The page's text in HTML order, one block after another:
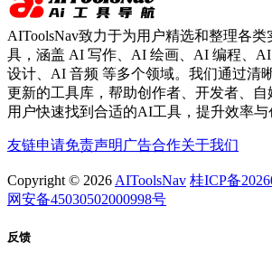
AIToolsNav致力于为用户精选和整理各
具，涵盖 AI 写作、AI 绘画、AI 编程、
设计、AI 音频 等多个领域。我们通过清
更新的工具库，帮助创作者、开发者、
用户快速找到合适的AI工具，提升效率与
友链申请免责声明 广告合作关于我们
Copyright © 2026 AIToolsNav 桂ICP备
网安备45030502000998号
反馈